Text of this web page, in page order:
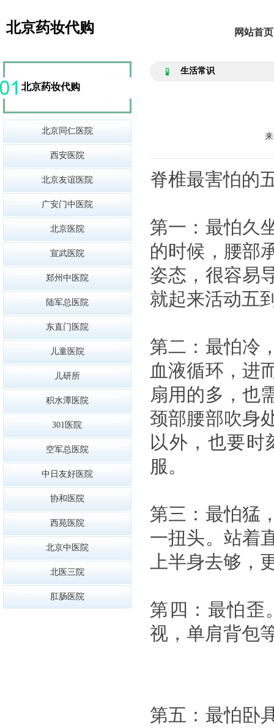
北京药妆代购 网站首页
北京药妆代购
北京同仁医院
西安医院
北京友谊医院
广安门中医院
北京医院
宣武医院
郑州中医院
陆军总医院
东直门医院
儿童医院
儿研所
积水潭医院
301医院
空军总医院
中日友好医院
协和医院
西苑医院
北京中医院
北医三院
肛肠医院
生活常识
脊椎最害怕的
第一：最怕久
的时候，腰部
姿态，很容易
就起来活动五
第二：最怕冷
血液循环，进
扇用的多，也
颈部腰部吹身
以外，也要时
服。
第三：最怕猛
一扭头。站着
上半身去够，
第四：最怕歪
视，单肩背包
第五：最怕卧